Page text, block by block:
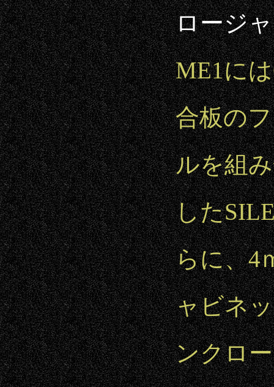
ロージ
ME1に
合板の
ルを組
した
らに、4
ャビネ
ンクロ